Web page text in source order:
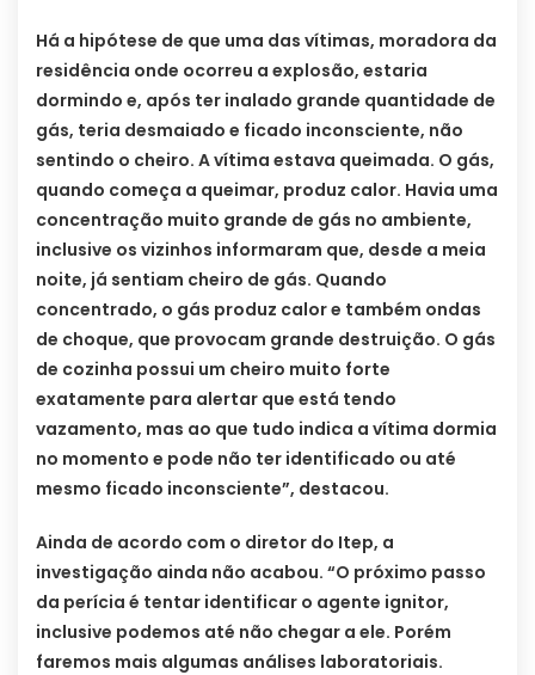
Há a hipótese de que uma das vítimas, moradora da
residência onde ocorreu a explosão, estaria
dormindo e, após ter inalado grande quantidade de
gás, teria desmaiado e ficado inconsciente, não
sentindo o cheiro. A vítima estava queimada. O gás,
quando começa a queimar, produz calor. Havia uma
concentração muito grande de gás no ambiente,
inclusive os vizinhos informaram que, desde a meia
noite, já sentiam cheiro de gás. Quando
concentrado, o gás produz calor e também ondas
de choque, que provocam grande destruição. O gás
de cozinha possui um cheiro muito forte
exatamente para alertar que está tendo
vazamento, mas ao que tudo indica a vítima dormia
no momento e pode não ter identificado ou até
mesmo ficado inconsciente”, destacou.
Ainda de acordo com o diretor do Itep, a
investigação ainda não acabou. “O próximo passo
da perícia é tentar identificar o agente ignitor,
inclusive podemos até não chegar a ele. Porém
faremos mais algumas análises laboratoriais.